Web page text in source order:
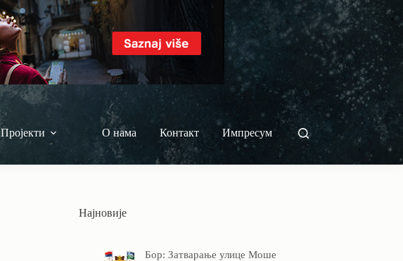
Пројекти О нама Контакт Импресум
Најновије
Бор: Затварање улице Моше